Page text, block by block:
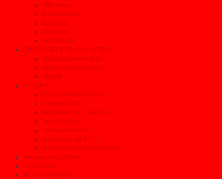
After sales
Ανταλλακτικά
Συνεργεία
Αξεσουάρ
Φανοποιεία
ΣΥΜΒΟΥΛΕΣ & ΤΕΧΝΙΚΑ ΑΡΘΡΑ
Συμβουλές οικονομίας
Οδηγείστε με ασφάλεια
Τεχνικά
ΧΡΗΣΙΜΑ
Τέλη κυκλοφορίας 2026
Τεκμήρια 2026
Μεταβίβαση αυτοκινήτου
Τιμές Διοδίων
Τηλέφωνα Ανάγκης
Δικαιολογητικά ΚΤΕΟ
Δικαιολογητικά Ανακύκλωσης
Ηλεκτρονικές εκδόσεις
Επικοινωνία
ΜΕΤΑΧΕΙΡΙΣΜΕΝΟ